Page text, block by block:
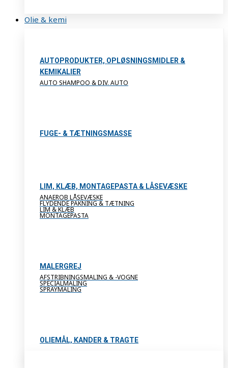
Olie & kemi
AUTOPRODUKTER, OPLØSNINGSMIDLER &
KEMIKALIER
AUTO SHAMPOO & DIV. AUTO
FUGE- & TÆTNINGSMASSE
LIM, KLÆB, MONTAGEPASTA & LÅSEVÆSKE
ANAEROB LÅSEVÆSKE
FLYDENDE PAKNING & TÆTNING
LIM & KLÆB
MONTAGEPASTA
MALERGREJ
AFSTRIBNINGSMALING & -VOGNE
SPECIALMALING
SPRAYMALING
OLIEMÅL, KANDER & TRAGTE